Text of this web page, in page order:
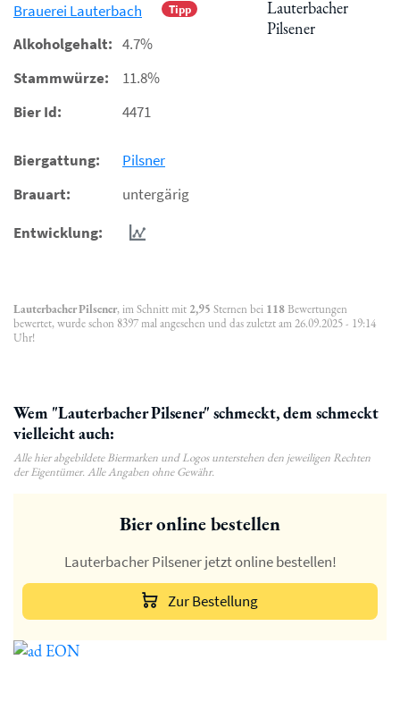
Tipp
Brauerei Lauterbach
Alkoholgehalt: 4.7%
Stammwürze:
11.8%
Bier Id:
4471
Biergattung:
Pilsner
Brauart:
untergärig
Entwicklung:
Lauterbacher Pilsener, im Schnitt mit 2,95 Sternen bei 118Bewertungen
bewertet, wurde schon 8397 mal angesehen und das zuletzt am 26.09.2025 - 19:14
Uhr!
Wem "Lauterbacher Pilsener" schmeckt, dem schmeckt
vielleicht auch:
Alle hier abgebildete Biermarken und Logos unterstehen den jeweiligen Rechten
der Eigentümer. Alle Angaben ohne Gewähr.
Bier online bestellen
Lauterbacher Pilsener jetzt online bestellen!
Zur Bestellung